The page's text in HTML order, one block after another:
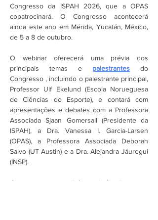
Congresso da ISPAH 2026, que a OPAS
copatrocinará. O Congresso acontecerá
ainda este ano em Mérida, Yucatán, México,
de 5 a 8 de outubro.
O webinar oferecerá uma prévia dos
principais temas e palestrantes do
Congresso , incluindo o palestrante principal,
Professor Ulf Ekelund (Escola Norueguesa
de Ciências do Esporte), e contará com
apresentações e debates com a Professora
Associada Sjaan Gomersall (Presidente da
ISPAH), a Dra. Vanessa I. Garcia-Larsen
(OPAS), a Professora Associada Deborah
Salvo (UT Austin) e a Dra. Alejandra Jáuregui
(INSP).
Os participantes também poderão obter…